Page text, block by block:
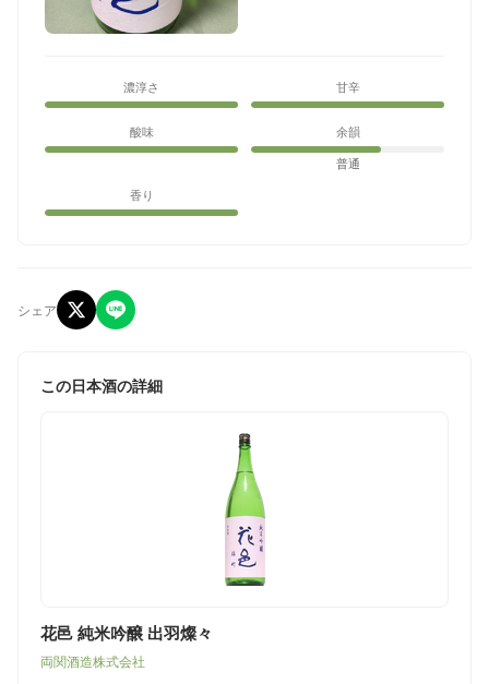
濃淳さ 甘辛
酸味 余韻
普通
香り
シェア
この日本酒の詳細
花邑 純米吟醸 出羽燦々
両関酒造株式会社